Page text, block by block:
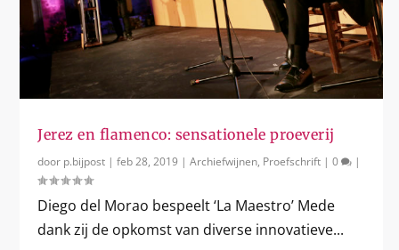
Jerez en flamenco: sensationele proeverij
door p.bijpost |feb 28, 2019 |Archiefwijnen, Proefschrift |0 |
Diego del Morao bespeelt ‘La Maestro’ Mede
dank zij de opkomst van diverse innovatieve...